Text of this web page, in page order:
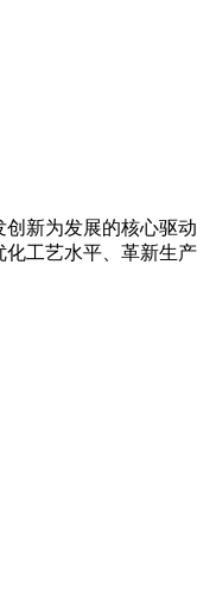
新为发展的核心驱动
化工艺水平、革新生产